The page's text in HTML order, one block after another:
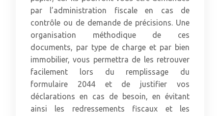
par l’administration fiscale en cas de
contrôle ou de demande de précisions. Une
organisation méthodique de ces
documents, par type de charge et par bien
immobilier, vous permettra de les retrouver
facilement lors du remplissage du
formulaire 2044 et de justifier vos
déclarations en cas de besoin, en évitant
ainsi les redressements fiscaux et les